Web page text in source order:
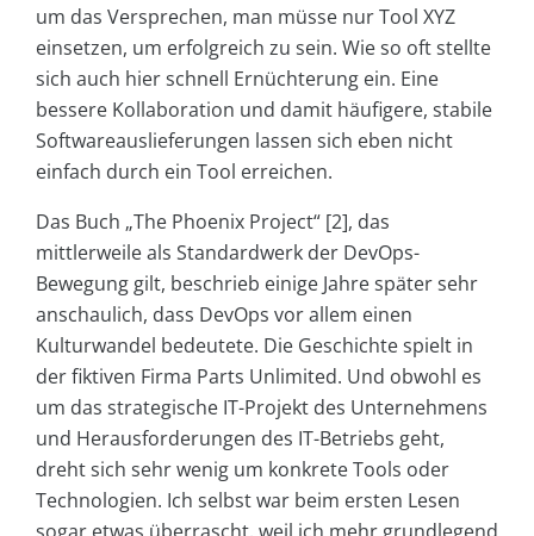
um das Versprechen, man müsse nur Tool XYZ
einsetzen, um erfolgreich zu sein. Wie so oft stellte
sich auch hier schnell Ernüchterung ein. Eine
bessere Kollaboration und damit häufigere, stabile
Softwareauslieferungen lassen sich eben nicht
einfach durch ein Tool erreichen.
Das Buch „The Phoenix Project“ [2], das
mittlerweile als Standardwerk der DevOps-
Bewegung gilt, beschrieb einige Jahre später sehr
anschaulich, dass DevOps vor allem einen
Kulturwandel bedeutete. Die Geschichte spielt in
der fiktiven Firma Parts Unlimited. Und obwohl es
um das strategische IT-Projekt des Unternehmens
und Herausforderungen des IT-Betriebs geht,
dreht sich sehr wenig um konkrete Tools oder
Technologien. Ich selbst war beim ersten Lesen
sogar etwas überrascht, weil ich mehr grundlegend